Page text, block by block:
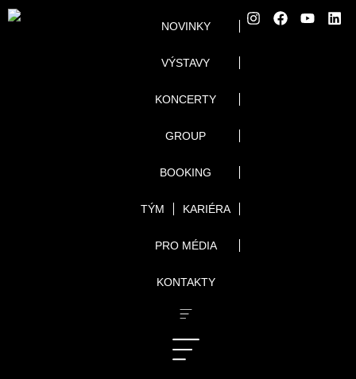
NOVINKY
VÝSTAVY
KONCERTY
GROUP
BOOKING
TÝM KARIÉRA
PRO MÉDIA
KONTAKTY
ARCHIVY: